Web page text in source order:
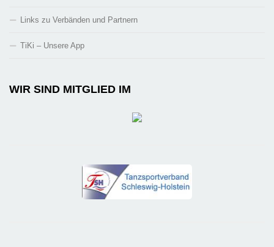
Links zu Verbänden und Partnern
TiKi – Unsere App
WIR SIND MITGLIED IM